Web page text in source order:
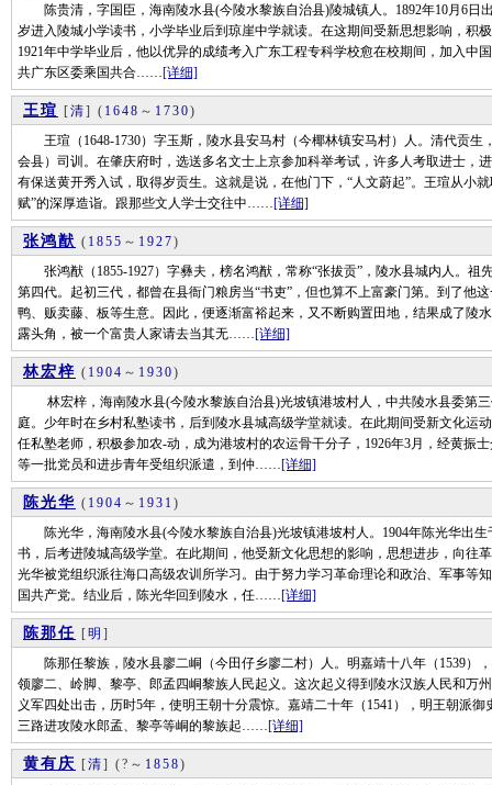
陈贵清，字国臣，海南陵水县(今陵水黎族自治县)陵城镇人。1892年10月6日
岁进入陵城小学读书，小学毕业后到琼崖中学就读。在这期间受新思想影响，积
1921年中学毕业后，他以优异的成绩考入广东工程专科学校愈在校期间，加入中
共广东区委乘国共合……[详细]
王瑄 [清] ( 1648 ～ 1730)
王瑄（1648-1730）字玉斯，陵水县安马村（今椰林镇安马村）人。清代贡生
会县）司训。在肇庆府时，选送多名文士上京参加科举考试，许多人考取进士，
有保送黄开秀入试，取得岁贡生。这就是说，在他门下，“人文蔚起”。王瑄从小
赋”的深厚造诣。跟那些文人学士交往中……[详细]
张鸿猷 ( 1855 ～ 1927)
张鸿猷（1855-1927）字彝夫，榜名鸿猷，常称“张拔贡”，陵水县城内人。祖
第四代。起初三代，都曾在县衙门粮房当“书吏”，但也算不上富豪门第。到了他
鸭、贩卖藤、板等生意。因此，便逐渐富裕起来，又不断购置田地，结果成了陵
露头角，被一个富贵人家请去当其无……[详细]
林宏梓 ( 1904 ～ 1930)
林宏梓，海南陵水县(今陵水黎族自治县)光坡镇港坡村人，中共陵水县委第三
庭。少年时在乡村私塾读书，后到陵水县城高级学堂就读。在此期间受新文化运
任私塾老师，积极参加农-动，成为港坡村的农运骨干分子，1926年3月，经黄振
等一批党员和进步青年受组织派遣，到仲……[详细]
陈光华 ( 1904 ～ 1931 )
陈光华，海南陵水县(今陵水黎族自治县)光坡镇港坡村人。1904年陈光华出生
书，后考进陵城高级学堂。在此期间，他受新文化思想的影响，思想进步，向往
光华被党组织派往海口高级农训所学习。由于努力学习革命理论和政治、军事等
国共产党。结业后，陈光华回到陵水，任……[详细]
陈那任 [明 ]
陈那任黎族，陵水县廖二峒（今田仔乡廖二村）人。明嘉靖十八年（1539）
领廖二、岭脚、黎亭、郎孟四峒黎族人民起义。这次起义得到陵水汉族人民和万
义军四处出击，历时5年，使明王朝十分震惊。嘉靖二十年（1541），明王朝派
三路进攻陵水郎孟、黎亭等峒的黎族起……[详细]
黄有庆 [清] (?～ 1858)